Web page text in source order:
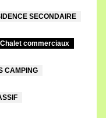
SECONDAIRE
Chalet commerciaux
CAMPING